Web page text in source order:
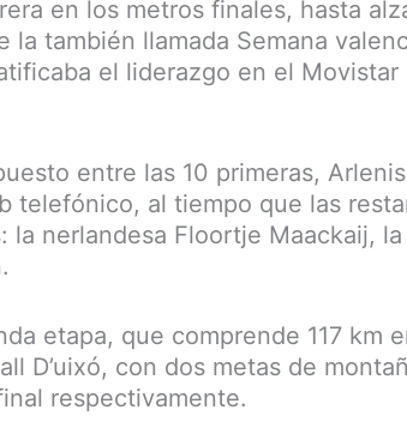
en los metros finales, hasta
la también llamada Semana
el liderazgo en el Movistar
entre las 10 primeras,
telefónico, al tiempo que las
la nerlandesa Floortje Maackaij,
etapa, que comprende 117 km
D’uixó, con dos metas de
respectivamente.